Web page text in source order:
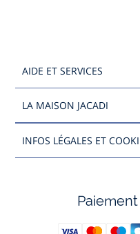
AIDE ET SERVICES
LA MAISON JACADI
INFOS LÉGALES ET